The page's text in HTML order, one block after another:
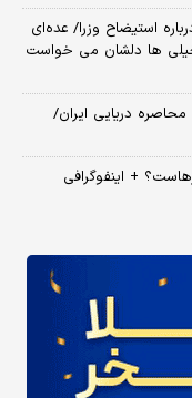
استیضاح وزرا/ عده‌ای
ها دلشان می خواست
محاصره دریایی ایران/
+ اینفوگرافی